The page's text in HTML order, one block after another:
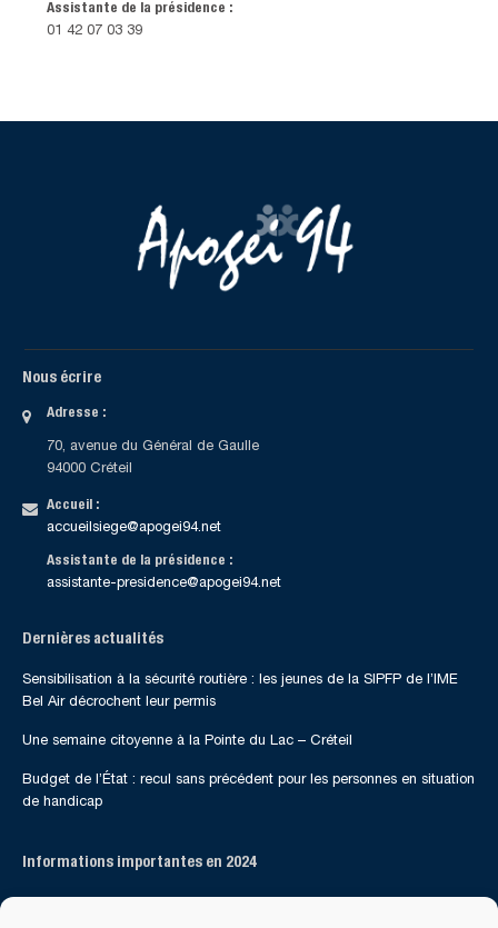
Assistante de la présidence :
01 42 07 03 39
Nous écrire
Adresse :
70, avenue du Général de Gaulle
94000 Créteil
Accueil :
accueilsiege@apogei94.net
Assistante de la présidence :
assistante-presidence@apogei94.net
Dernières actualités
Sensibilisation à la sécurité routière : les jeunes de la SIPFP de l’IME
Bel Air décrochent leur permis
Une semaine citoyenne à la Pointe du Lac – Créteil
Budget de l’État : recul sans précédent pour les personnes en situation
de handicap
Informations importantes en 2024